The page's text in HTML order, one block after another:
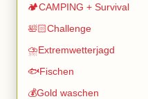
🏕️CAMPING + Survival
🛀🏻Challenge
⛈️Extremwetterjagd
🐟Fischen
💰Gold waschen